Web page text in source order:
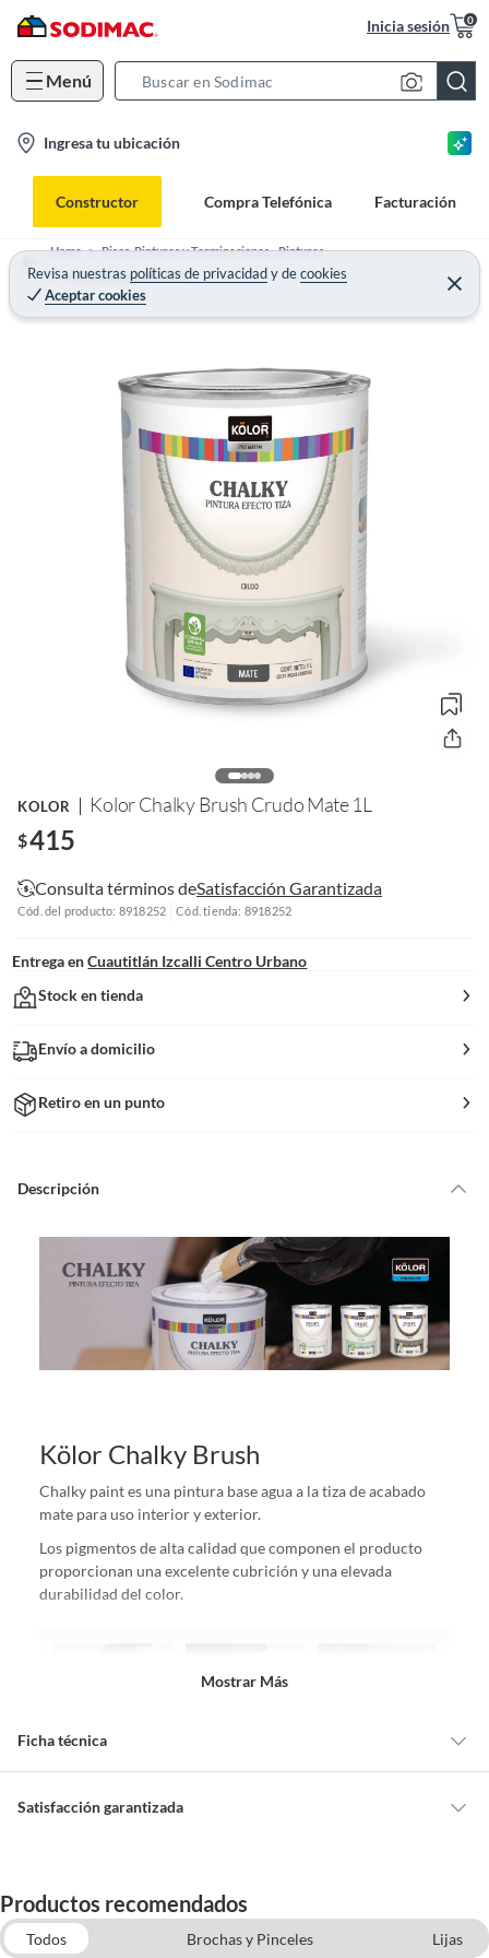
Inicia sesión 0
Menú
c
B
a
n
Ingresa tu ubicación
Constructor Compra Telefónica Facturación
Revisa nuestras políticas de privacidadydecookies
Aceptar cookies
Home
Pisos, Pinturas y Terminaciones - Pinturas
Pinturas Especializadas
KOLOR Kolor Chalky Brush Crudo Mate 1L
$415
Consulta términos deSatisfacción Garantizada
Cód. del producto: 8918252 Cód. tienda: 8918252
Entrega en Cuautitlán Izcalli Centro Urbano
Stock en tienda
Envío a domicilio
Retiro en un punto
Descripción
Kölor Chalky Brush
Chalky paint es una pintura base agua a la tiza de acabado
mate para uso interior y exterior.
Los pigmentos de alta calidad que componen el producto
proporcionan una excelente cubrición y una elevada
durabilidad del color.
Mostrar Más
Ficha técnica
Alto
Características Mate
Satisfacción garantizada
Todas las compras que realices en Sodimac están sujetas al beneficio de
Satisfacción garantizada. Esto significa que, si no te gustó el producto
que adquiriste o te diste cuenta de que necesitas otro tipo de producto
Productos recomendados
Todos Brochas y Pinceles
Lijas